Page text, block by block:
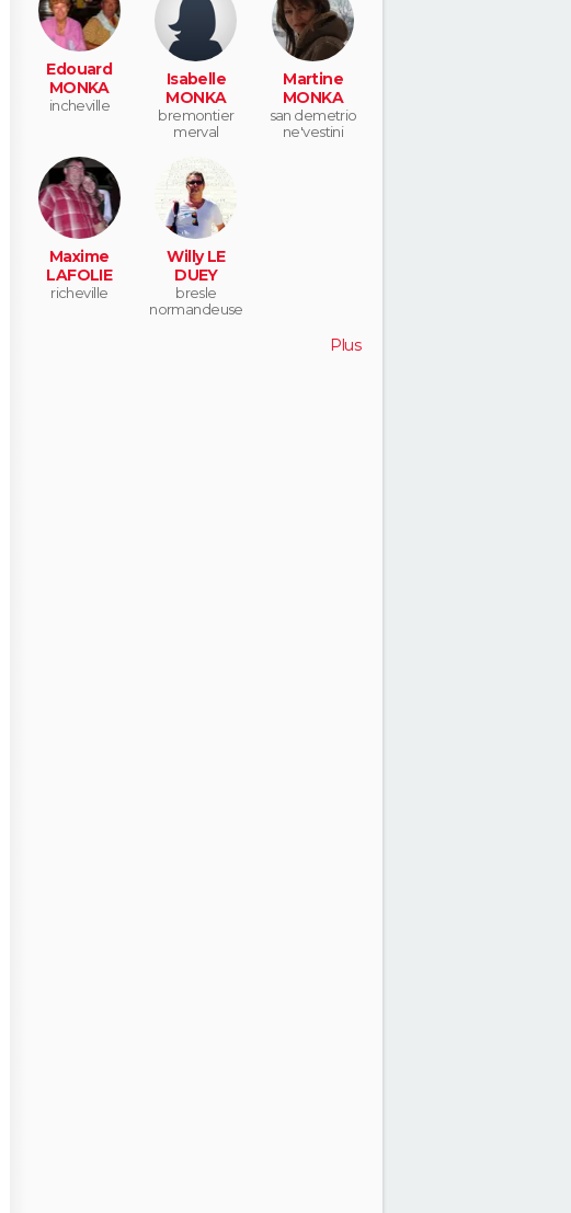
Edouard
MONKA
incheville
Isabelle
MONKA
bremontier
merval
Martine
MONKA
san demetrio
ne'vestini
Maxime
LAFOLIE
richeville
Willy LE
DUEY
bresle
normandeuse
Plus